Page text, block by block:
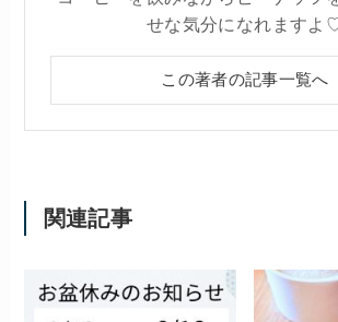
せな気分になれますよ
この著者の記事一覧へ
関連記事